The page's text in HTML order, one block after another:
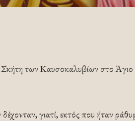
των Καυσοκαλυβίων στο Άγιο
γιατί, εκτός που ήταν